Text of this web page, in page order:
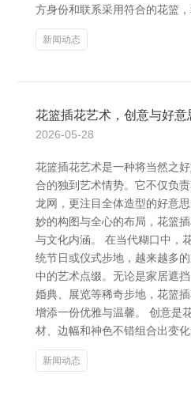
方身份和联系采用符合的花篮
新闻动态
花篮插花艺术，创意与好意
2026-05-28
花篮插花艺术是一种将当然之
合的独到艺术情势。它不仅负
龙网，更注目全体造型的好意
妙的构图与全心的布局，花篮
与文化内涵。 在当代糊口中，
统节日或仪式步地，越来越多
中的艺术点缀。无论是家居遮
婚典、展览等稀奇步地，花篮
增添一份优雅与温馨。 创意是
材、边幅和神色不错组合出变
新闻动态